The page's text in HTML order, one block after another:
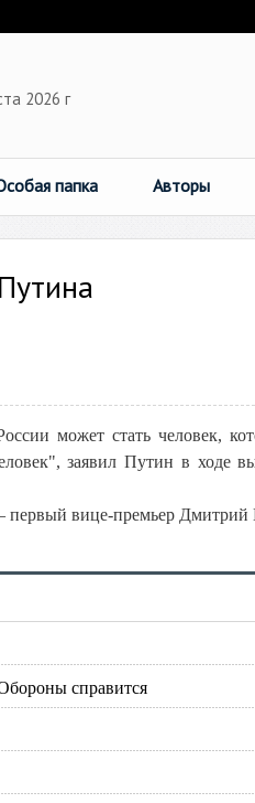
2026 г
папка Авторы
может стать человек,
заявил Путин в ходе
вице-премьер Дмитрий
справится